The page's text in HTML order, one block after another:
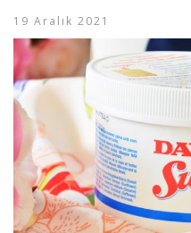
19 Aralık 2021